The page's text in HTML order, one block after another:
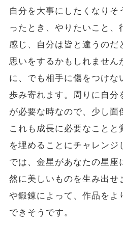
自分を大事にしたくなりそ
ったとき、やりたいこと、
感じ、自分は皆と違うのだ
思いをするかもしれません
に、でも相手に傷をつけな
歩み寄れます。周りに自分
が必要な時なので、少し面
これも成長に必要なこと
を埋めることにチャレンジ
では、金星があなたの星座
然に美しいものを生み出せ
や鍛錬によって、作品をよ
できそうです。